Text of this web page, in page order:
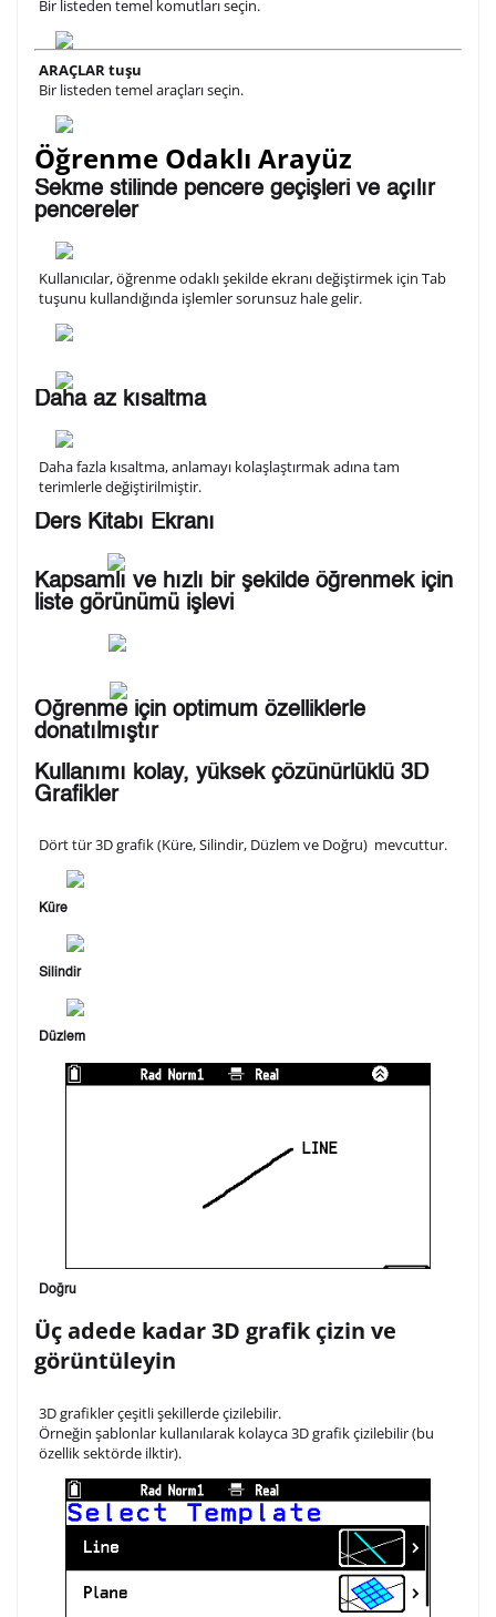
Bir listeden temel komutları seçin.
ARAÇLAR tuşu
Bir listeden temel araçları seçin.
Öğrenme Odaklı Arayüz
Sekme stilinde pencere geçişleri ve açılır
pencereler
Kullanıcılar, öğrenme odaklı şekilde ekranı değiştirmek için Tab
tuşunu kullandığında işlemler sorunsuz hale gelir.
Daha az kısaltma
Daha fazla kısaltma, anlamayı kolaşlaştırmak adına tam
terimlerle değiştirilmiştir.
Ders Kitabı Ekranı
Kapsamlı ve hızlı bir şekilde öğrenmek için
liste görünümü işlevi
Öğrenme için optimum özelliklerle
donatılmıştır
Kullanımı kolay, yüksek çözünürlüklü 3D
Grafikler
Dört tür 3D grafik (Küre, Silindir, Düzlem ve Doğru) mevcuttur.
Küre
Silindir
Düzlem
Doğru
Üç adede kadar 3D grafik çizin ve
görüntüleyin
3D grafikler çeşitli şekillerde çizilebilir.
Örneğin şablonlar kullanılarak kolayca 3D grafik çizilebilir (bu
özellik sektörde ilktir).